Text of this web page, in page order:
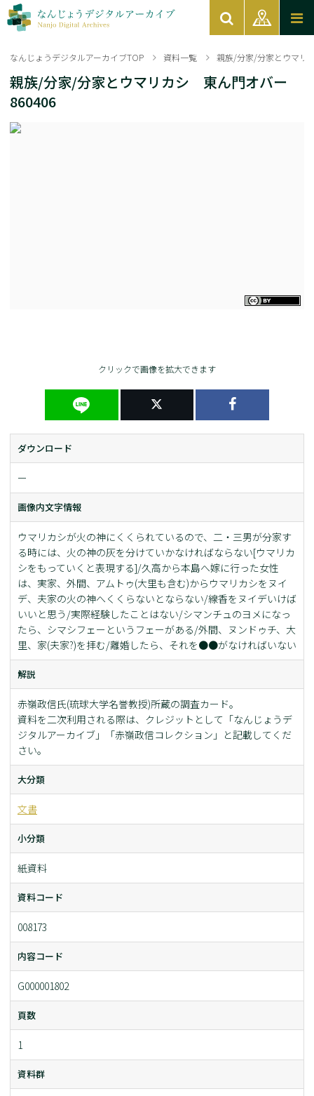
なんじょうデジタルアーカイブTOP 資料一覧 親族/分家/分家とウマ
親族/分家/分家とウマリカシ 東ん門オバー
860406
クリックで画像を拡大できます
ダウンロード
ー
画像内文字情報
ウマリカシが火の神にくくられているので、二・三男が分家す
る時には、火の神の灰を分けていかなければならない[ウマリカ
シをもっていくと表現する]/久高から本島へ嫁に行った女性
は、実家、外間、アムトゥ(大里も含む)からウマリカシをヌイ
デ、夫家の火の神へくくらないとならない/線香をヌイデいけば
いいと思う/実際経験したことはない/シマンチュのヨメになっ
たら、シマシフェーというフェーがある/外間、ヌンドゥチ、大
里、家(夫家?)を拝む/離婚したら、それを●●がなければいない
解説
赤嶺政信氏(琉球大学名誉教授)所蔵の調査カード。
資料を二次利用される際は、クレジットとして「なんじょうデ
ジタルアーカイブ」「赤嶺政信コレクション」と記載してくだ
さい。
大分類
文書
小分類
紙資料
資料コード
008173
内容コード
G000001802
頁数
1
資料群